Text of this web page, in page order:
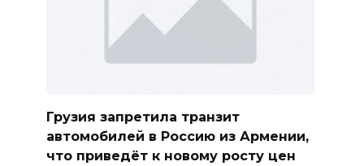
Грузия запретила транзит
автомобилей в Россию из Армении,
что приведёт к новому росту цен